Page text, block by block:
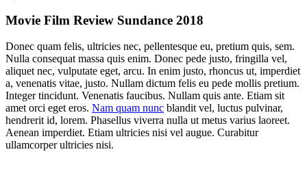
Movie Film Review Sundance 2018
Donec quam felis, ultricies nec, pellentesque eu, pretium quis, sem.
Nulla consequat massa quis enim. Donec pede justo, fringilla vel,
aliquet nec, vulputate eget, arcu. In enim justo, rhoncus ut, imperdiet
a, venenatis vitae, justo. Nullam dictum felis eu pede mollis pretium.
Integer tincidunt. Venenatis faucibus. Nullam quis ante. Etiam sit
amet orci eget eros. Nam quam nunc blandit vel, luctus pulvinar,
hendrerit id, lorem. Phasellus viverra nulla ut metus varius laoreet.
Aenean imperdiet. Etiam ultricies nisi vel augue. Curabitur
ullamcorper ultricies nisi.